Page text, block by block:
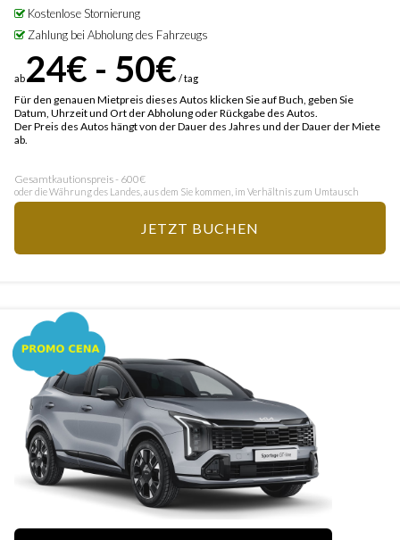
Kostenlose Stornierung
Zahlung bei Abholung des Fahrzeugs
ab24€ - 50€ / tag
Für den genauen Mietpreis dieses Autos klicken Sie auf Buch, geben Sie
Datum, Uhrzeit und Ort der Abholung oder Rückgabe des Autos.
Der Preis des Autos hängt von der Dauer des Jahres und der Dauer der Miete
ab.
Gesamtkautionspreis - 600€
oder die Währung des Landes, aus dem Sie kommen, im Verhältnis zum Umtausch
JETZT BUCHEN